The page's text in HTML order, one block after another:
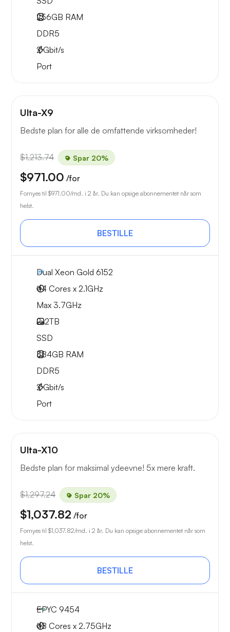
256GB RAM
DDR5
2Gbit/s
Port
Ulta-X9
Bedste plan for alle de omfattende virksomheder!
$1,213.74 Spar 20%
$971.00 /for
Fornyes til $971.00/md. i 2 år. Du kan opsige abonnementet når som
helst.
BESTILLE
Dual Xeon Gold 6152
44 Cores x 2.1GHz
Max 3.7GHz
2x2TB
SSD
384GB RAM
DDR5
2Gbit/s
Port
Ulta-X10
Bedste plan for maksimal ydeevne! 5x mere kraft.
$1,297.24 Spar 20%
$1,037.82 /for
Fornyes til $1,037.82/md. i 2 år. Du kan opsige abonnementet når som
helst.
BESTILLE
EPYC 9454
48 Cores x 2.75GHz